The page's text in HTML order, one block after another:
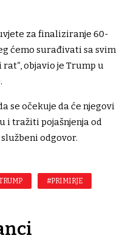
za finaliziranje 60-
ćemo surađivati ​​sa svim
objavio je Trump u
se očekuje da će njegovi
i tražiti pojašnjenja od
odgovor.
#PRIMIRJE